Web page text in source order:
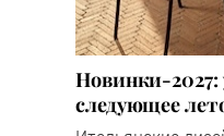
Новинки-2027:
следующее